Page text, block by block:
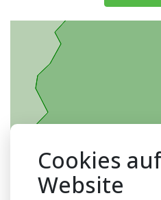
Cookies
Website